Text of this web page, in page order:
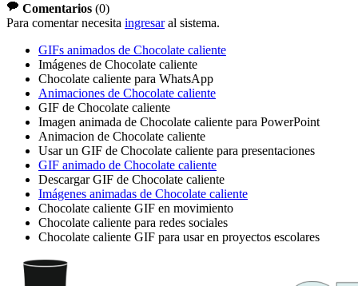
Comentarios (0)
Para comentar necesita ingresaral sistema.
GIFs animados de Chocolate caliente
Imágenes de Chocolate caliente
Chocolate caliente para WhatsApp
Animaciones de Chocolate caliente
GIF de Chocolate caliente
Imagen animada de Chocolate caliente para PowerPoint
Animacion de Chocolate caliente
Usar un GIF de Chocolate caliente para presentaciones
GIF animado de Chocolate caliente
Descargar GIF de Chocolate caliente
Imágenes animadas de Chocolate caliente
Chocolate caliente GIF en movimiento
Chocolate caliente para redes sociales
Chocolate caliente GIF para usar en proyectos escolares